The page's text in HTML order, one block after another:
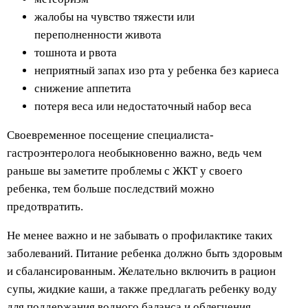
жалобы на чувство тяжести или
переполненности живота
тошнота и рвота
неприятный запах изо рта у ребенка без кариеса
снижение аппетита
потеря веса или недостаточный набор веса
Своевременное посещение специалиста-
гастроэнтеролога необыкновенно важно, ведь чем
раньше вы заметите проблемы с ЖКТ у своего
ребенка, тем больше последствий можно
предотвратить.
Не менее важно и не забывать о профилактике таких
заболеваний. Питание ребенка должно быть здоровым
и сбалансированным. Желательно включить в рацион
супы, жидкие каши, а также предлагать ребенку воду